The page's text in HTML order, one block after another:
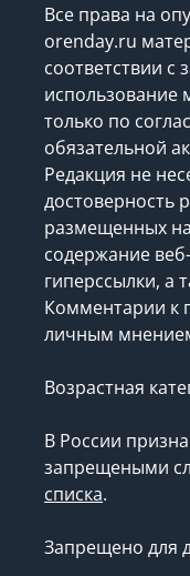
Все права на
orenday.ru
соответствии
использование
только по
обязательной
Редакция не
достоверность
размещенных
содержание
гиперссылки, а
Комментарии к
личным
Возрастная
В России
запрещеными
списка.
Запрещено для